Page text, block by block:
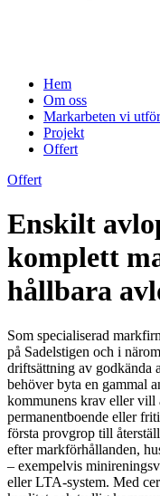
Hem
Om oss
Markarbeten vi utför
Projekt
Offert
Offert
Enskilt
komplett
hållbara
Som specialiserad
på Sadelstigen och i
driftsättning av godkända
behöver byta en gammal
kommunens krav eller vill
permanentboende eller
första provgrop till
efter markförhållanden,
– exempelvis
eller LTA-system. Med